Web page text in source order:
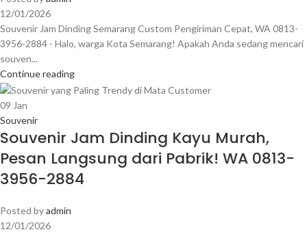
12/01/2026
Souvenir Jam Dinding Semarang Custom Pengiriman Cepat, WA 0813-
3956-2884 - Halo, warga Kota Semarang! Apakah Anda sedang mencari
souven...
Continue reading
09 Jan
Souvenir
Souvenir Jam Dinding Kayu Murah,
Pesan Langsung dari Pabrik! WA 0813-
3956-2884
Posted byadmin
12/01/2026